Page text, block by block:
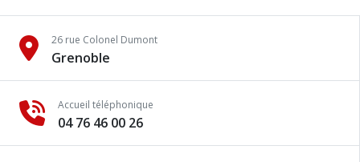
26 rue Colonel Dumont
Grenoble
Accueil téléphonique
04 76 46 00 26